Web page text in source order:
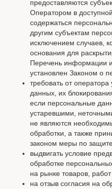
предоставляются
Оператором в
содержаться
другим субъектам
исключением случаев,
основания для
Перечень информации
установлен Законом о
требовать от
данных, их
если персональные
устаревшими,
не являются
обработки, а также
законом меры по
выдвигать условие
обработке
на рынке товаров, работ
на отзыв согласия на